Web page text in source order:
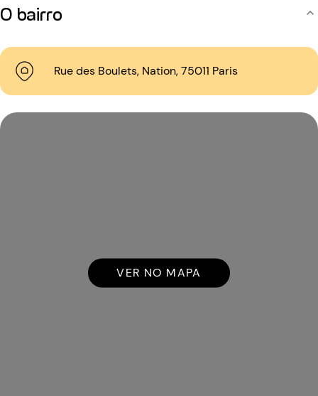
O bairro
Rue des Boulets, Nation, 75011 Paris
VER NO MAPA